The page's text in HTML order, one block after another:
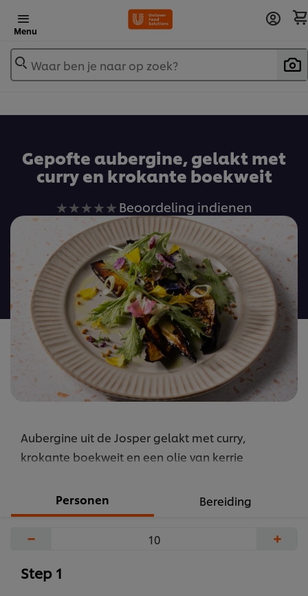
Menu
Waar ben je naar op zoek?
Gepofte aubergine, gelakt met
curry en krokante boekweit
Geen
beoordelingen
ingediend
voor
deze
recipe
Beoordeling indienen
Aubergine uit de Josper gelakt met curry,
krokante boekweit en een olie van kerrie
Personen Bereiding
− +
Step 1